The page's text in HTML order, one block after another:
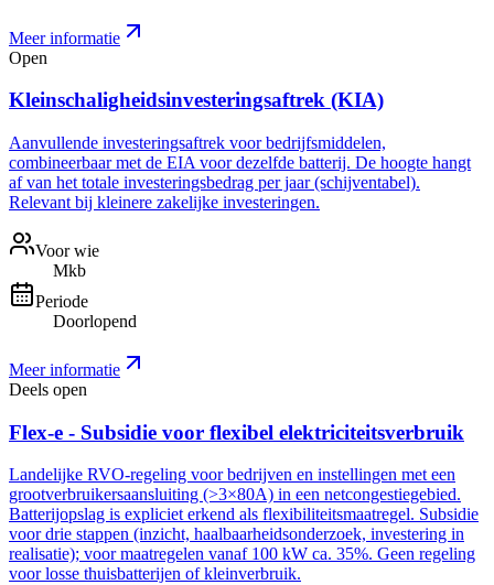
Meer informatie
Open
Kleinschaligheidsinvesteringsaftrek (KIA)
Aanvullende investeringsaftrek voor bedrijfsmiddelen,
combineerbaar met de EIA voor dezelfde batterij. De hoogte hangt
af van het totale investeringsbedrag per jaar (schijventabel).
Relevant bij kleinere zakelijke investeringen.
Voor wie
Mkb
Periode
Doorlopend
Meer informatie
Deels open
Flex-e - Subsidie voor flexibel elektriciteitsverbruik
Landelijke RVO-regeling voor bedrijven en instellingen met een
grootverbruikersaansluiting (>3×80A) in een netcongestiegebied.
Batterijopslag is expliciet erkend als flexibiliteitsmaatregel. Subsidie
voor drie stappen (inzicht, haalbaarheidsonderzoek, investering in
realisatie); voor maatregelen vanaf 100 kW ca. 35%. Geen regeling
voor losse thuisbatterijen of kleinverbruik.